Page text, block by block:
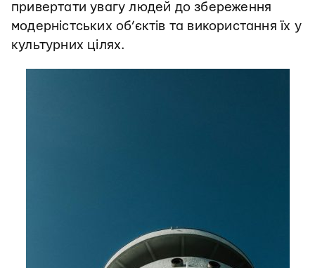
привертати увагу людей до збереження
модерністських об’єктів та використання їх у
культурних цілях.